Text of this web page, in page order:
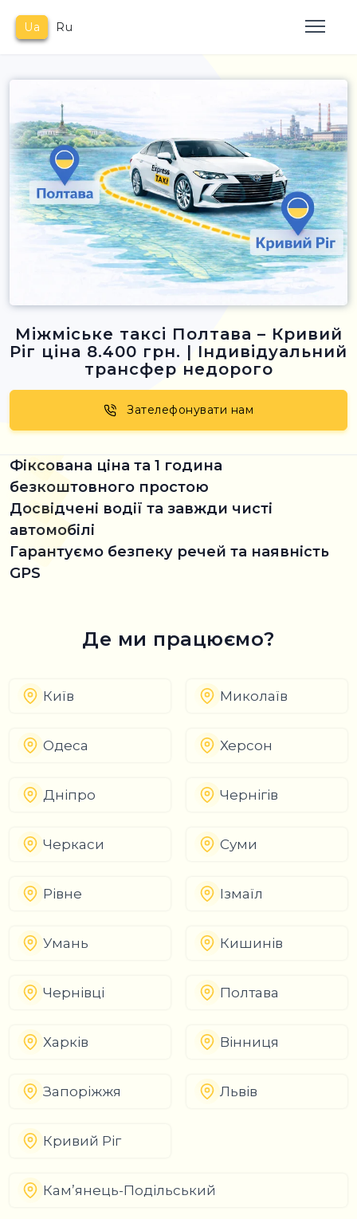
Ua Ru
Міжміське таксі Полтава – Кривий
Ріг ціна 8.400 грн. | Індивідуальний
трансфер недорого
Зателефонувати нам
Фіксована ціна та 1 година
безкоштовного простою
Досвідчені водії та завжди чисті
автомобілі
Гарантуємо безпеку речей та наявність
GPS
Де ми працюємо?
Київ Миколаїв
Одеса Херсон
Дніпро Чернігів
Черкаси Суми
Рівне Ізмаїл
Умань Кишинів
Чернівці Полтава
Харків Вінниця
Запоріжжя Львів
Кривий Ріг
Кам’янець-Подільський